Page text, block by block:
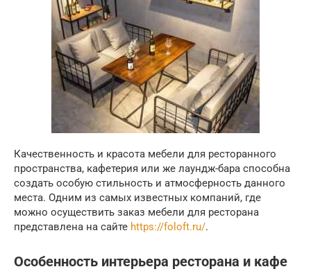
Качественность и красота мебели для ресторанного
пространства, кафетерия или же лаундж-бара способна
создать особую стильность и атмосферность данного
места. Одним из самых известных компаний, где
можно осуществить заказ мебели для ресторана
представлена на сайте https://foloft.ru/.
Особенность интерьера ресторана и кафе